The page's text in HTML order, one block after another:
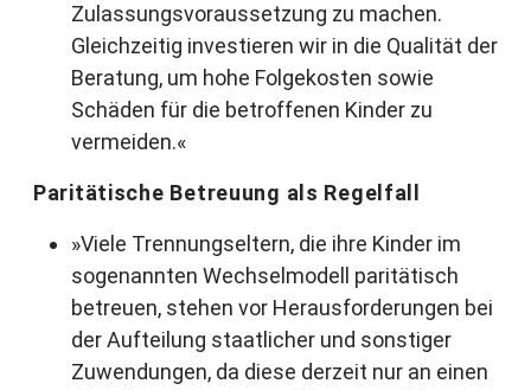
Zulassungsvoraussetzung zu machen.
Gleichzeitig investieren wir in die Qualität der
Beratung, um hohe Folgekosten sowie
Schäden für die betroffenen Kinder zu
vermeiden.«
Paritätische Betreuung als Regelfall
»Viele Trennungseltern, die ihre Kinder im
sogenannten Wechselmodell paritätisch
betreuen, stehen vor Herausforderungen bei
der Aufteilung staatlicher und sonstiger
Zuwendungen, da diese derzeit nur an einen